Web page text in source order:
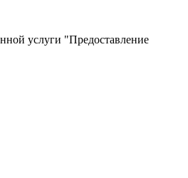
услуги "Предоставление